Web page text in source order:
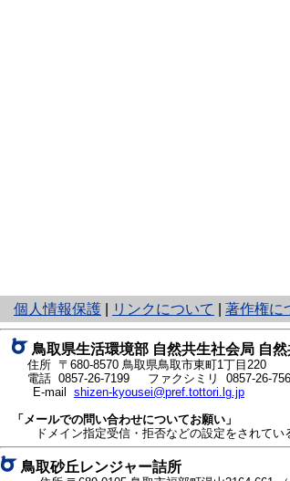
個人情報保護
と
り
ネ
ッ
ト
へ
の
リンクについて 著作権に
鳥取県生活環境部 自然共生社会局 自
住所 〒680-8570 鳥取県鳥取市東町1丁目220
電話 0857-26-7199
ファクシミリ 0857-26-
E-mail shizen-kyousei@pref.tottori.lg.jp
「メールでの問い合わせについてお願い」
ドメイン指定受信・拒否などの設定をされている
鳥取砂丘レンジャー詰所